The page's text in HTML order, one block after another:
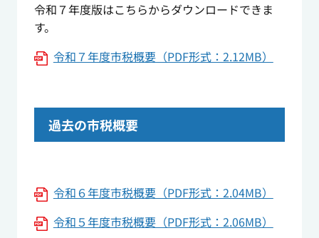
令和７年度版はこちらからダウンロードできま
す。
令和７年度市税概要（PDF形式：2.12MB）
過去の市税概要
令和６年度市税概要（PDF形式：2.04MB）
令和５年度市税概要（PDF形式：2.06MB）